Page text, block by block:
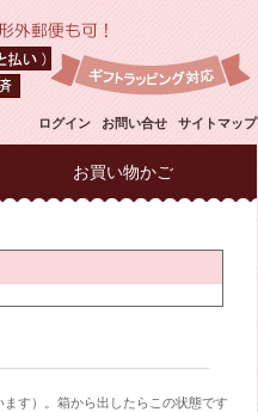
ログイン お問い合せ サイトマップ
お買い物かご
す）。箱から出したらこの状態です